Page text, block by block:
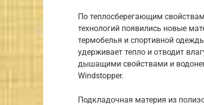
По теплосберегающим
технологий появились новые
термобелья и спортивной
удерживает тепло и отводит
дышащими свойствами и
Windstopper.
Подкладочная материя из